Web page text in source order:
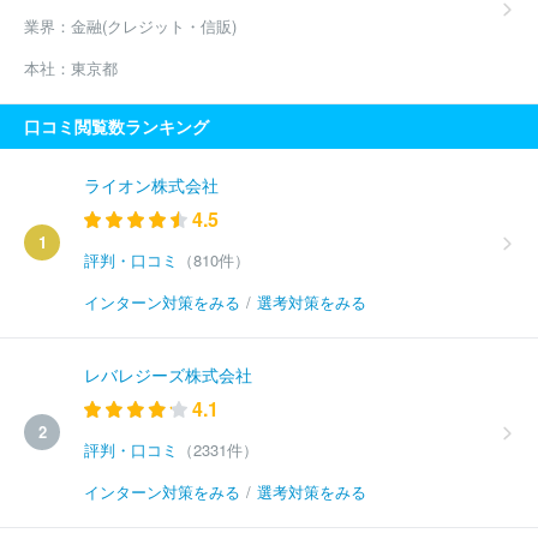
業界： 金融(クレジット・信販)
本社： 東京都
口コミ閲覧数ランキング
1
ライオン株式会社
4.5
評判・口コミ
（810件）
インターン対策をみる / 選考対策をみる
2
レバレジーズ株式会社
4.1
評判・口コミ
（2331件）
インターン対策をみる / 選考対策をみる